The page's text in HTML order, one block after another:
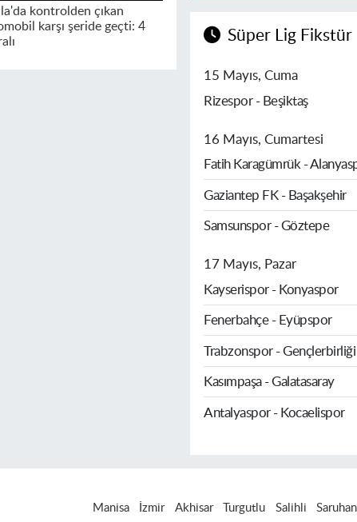
kontrolden çıkan
karşı şeride geçti: 4
Süper Lig Fikstür
15 Mayıs, Cuma
Rizespor - Beşiktaş
16 Mayıs, Cumartesi
Fatih Karagümrük -
Gaziantep FK - Başakşehir
Samsunspor - Göztepe
17 Mayıs, Pazar
Kayserispor - Konyaspor
Fenerbahçe - Eyüpspor
Trabzonspor - Gençlerbirliği
Kasımpaşa - Galatasaray
Antalyaspor - Kocaelispor
Manisa İzmir Akhisar Turgutlu Salihli